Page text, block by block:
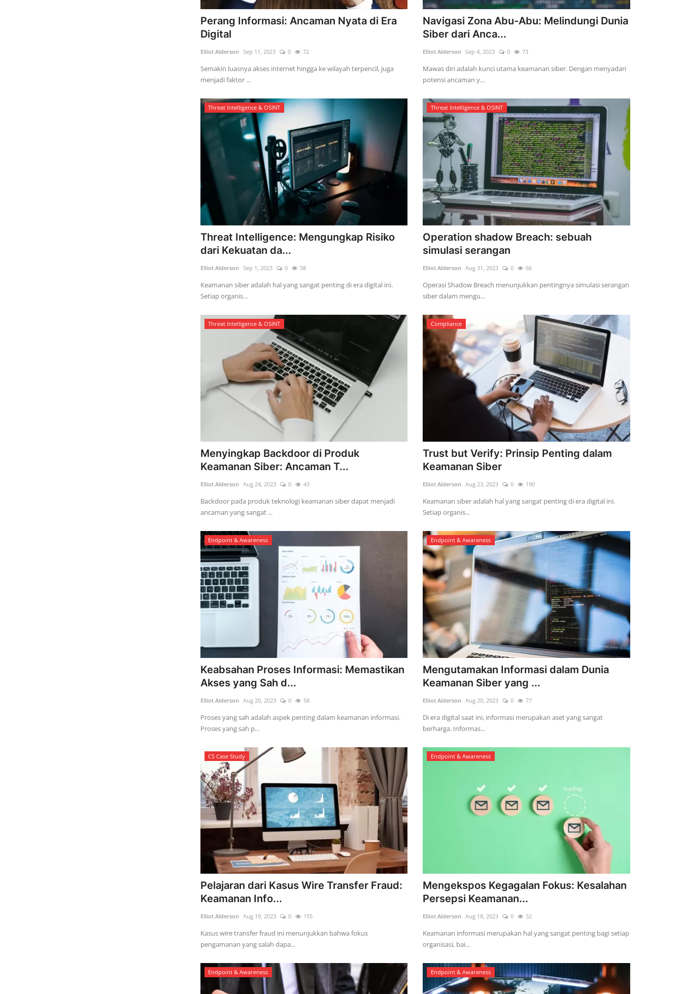
Perang Informasi: Ancaman Nyata di Era
Digital
Elliot Alderson Sep 11, 2023 0 72
Semakin luasnya akses internet hingga ke wilayah terpencil, juga
menjadi faktor ...
Navigasi Zona Abu-Abu: Melindungi Dunia
Siber dari Anca...
Elliot Alderson Sep 4, 2023 0 73
Mawas diri adalah kunci utama keamanan siber. Dengan menyadari
potensi ancaman y...
Threat Intelligence & OSINT
Threat Intelligence: Mengungkap Risiko
dari Kekuatan da...
Elliot Alderson Sep 1, 2023 0 58
Keamanan siber adalah hal yang sangat penting di era digital ini.
Setiap organis...
Threat Intelligence & OSINT
Operation shadow Breach: sebuah
simulasi serangan
Elliot Alderson Aug 31, 2023 0 66
Operasi Shadow Breach menunjukkan pentingnya simulasi serangan
siber dalam mengu...
Threat Intelligence & OSINT
Menyingkap Backdoor di Produk
Keamanan Siber: Ancaman T...
Elliot Alderson Aug 24, 2023 0 43
Backdoor pada produk teknologi keamanan siber dapat menjadi
ancaman yang sangat ...
Compliance
Trust but Verify: Prinsip Penting dalam
Keamanan Siber
Elliot Alderson Aug 23, 2023 0 190
Keamanan siber adalah hal yang sangat penting di era digital ini.
Setiap organis...
Endpoint & Awareness
Keabsahan Proses Informasi: Memastikan
Akses yang Sah d...
Elliot Alderson Aug 20, 2023 0 58
Proses yang sah adalah aspek penting dalam keamanan informasi.
Proses yang sah p...
Endpoint & Awareness
Mengutamakan Informasi dalam Dunia
Keamanan Siber yang ...
Elliot Alderson Aug 20, 2023 0 77
Di era digital saat ini, informasi merupakan aset yang sangat
berharga. Informas...
CS Case Study
Pelajaran dari Kasus Wire Transfer Fraud:
Keamanan Info...
Elliot Alderson Aug 19, 2023 0 155
Kasus wire transfer fraud ini menunjukkan bahwa fokus
pengamanan yang salah dapa...
Endpoint & Awareness
Mengekspos Kegagalan Fokus: Kesalahan
Persepsi Keamanan...
Elliot Alderson Aug 18, 2023 0 32
Keamanan informasi merupakan hal yang sangat penting bagi setiap
organisasi, bai...
Endpoint & Awareness Endpoint & Awareness